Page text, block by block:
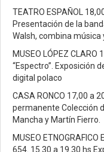
TEATRO ESPAÑOL
Presentación de la
Walsh, combina música
MUSEO LÓPEZ CLARO
“Espectro”. Exposición
digital polaco
CASA RONCO 17,00 a
permanente Colección
Mancha y Martín Fierro.
MUSEO
654. 15.30 a 19.30 hs